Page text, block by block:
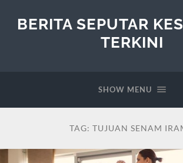
BERITA SEPUTAR
TERKINI
SHOW MENU
TAG: TUJUAN SENAM